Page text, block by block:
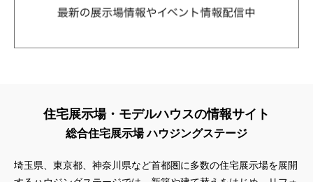
住宅展示場・モデルハウスの情報サイト
総合住宅展示場 ハウジングステージ
埼玉県、東京都、神奈川県など首都圏に多数の住宅展示場を展開